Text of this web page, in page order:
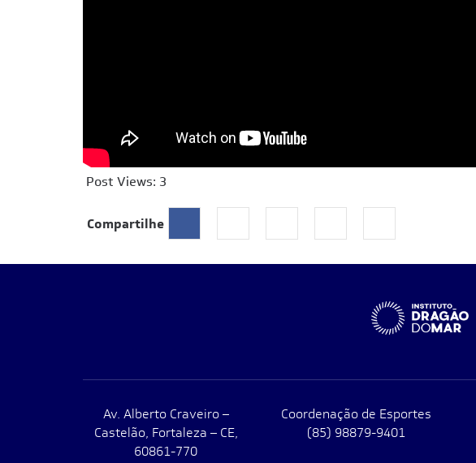
Post Views: 3
Compartilhe
Av. Alberto Craveiro –
Castelão, Fortaleza – CE,
60861-770
Coordenação de Esportes
(85) 98879-9401